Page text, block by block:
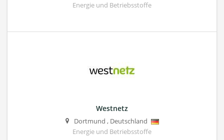
Energie und Betriebsstoffe
Westnetz
Dortmund , Deutschland
Energie und Betriebsstoffe